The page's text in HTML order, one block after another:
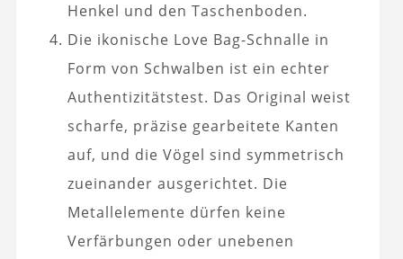
Henkel und den Taschenboden.
Die ikonische Love Bag-Schnalle in
Form von Schwalben ist ein echter
Authentizitätstest. Das Original weist
scharfe, präzise gearbeitete Kanten
auf, und die Vögel sind symmetrisch
zueinander ausgerichtet. Die
Metallelemente dürfen keine
Verfärbungen oder unebenen